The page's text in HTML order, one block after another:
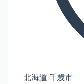
北海道 千歳市